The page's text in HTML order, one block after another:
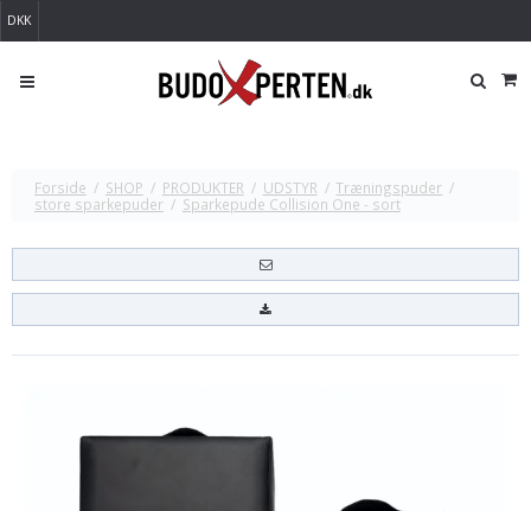
DKK
Forside / SHOP / PRODUKTER / UDSTYR / Træningspuder /
store sparkepuder / Sparkepude Collision One - sort